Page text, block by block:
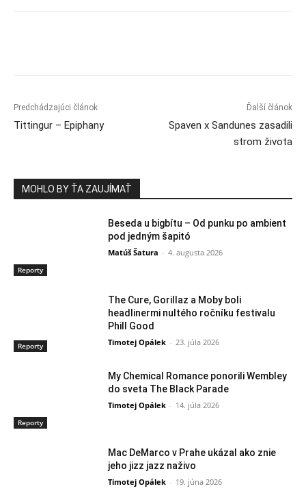
Predchádzajúci článok
Tittingur – Epiphany
Ďalší článok
Spaven x Sandunes zasadili
strom života
MOHLO BY ŤA ZAUJÍMAŤ
Reporty
Beseda u bigbítu – Od punku po ambient
pod jedným šapitó
Matúš Šatura - 4. augusta 2026
Reporty
The Cure, Gorillaz a Moby boli
headlinermi nultého ročníku festivalu
Phill Good
Timotej Opálek - 23. júla 2026
Reporty
My Chemical Romance ponorili Wembley
do sveta The Black Parade
Timotej Opálek - 14. júla 2026
Mac DeMarco v Prahe ukázal ako znie
jeho jizz jazz naživo
Timotej Opálek - 19. júna 2026